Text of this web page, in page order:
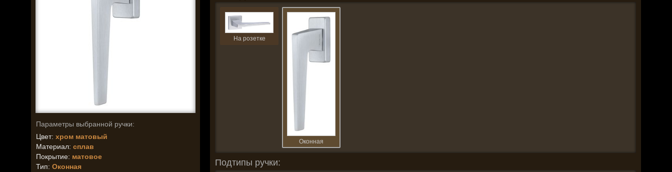
Параметры выбранной ручки:
Цвет: хром матовый
Материал: сплав
Покрытие: матовое
Тип: Оконная
На розетке
Оконная
Подтипы ручки: